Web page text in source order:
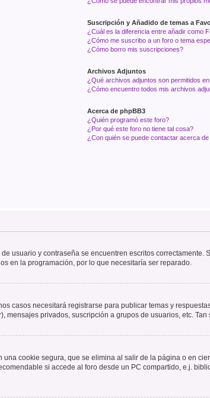
Suscripción y Añadido de temas a
¿Cuál es la diferencia entre añadir como
¿Cómo me suscribo a un foro o tema
¿Cómo borro mis suscripciones?
Archivos Adjuntos
¿Qué archivos adjuntos son permitidos
¿Cómo encuentro todos mis archivos
Acerca de phpBB3
¿Quién programó este foro?
¿Por qué este foro no tiene tal cosa?
¿Con quién se puede contactar acerca
usuario y contraseña se encuentren escritos
en la programación, por lo que necesitaría ser reparado.
casos necesitará registrarse para publicar temas y
privados, suscripción a grupos de usuarios, etc.
cookie segura, que se elimina al salir de la página o en
si accede al foro desde un PC compartido, e.j.